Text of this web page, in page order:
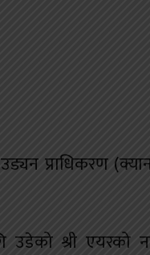
प्राधिकरण
उडेको श्री